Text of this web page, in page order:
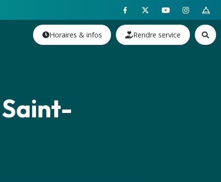
Horaires & infos Rendre service